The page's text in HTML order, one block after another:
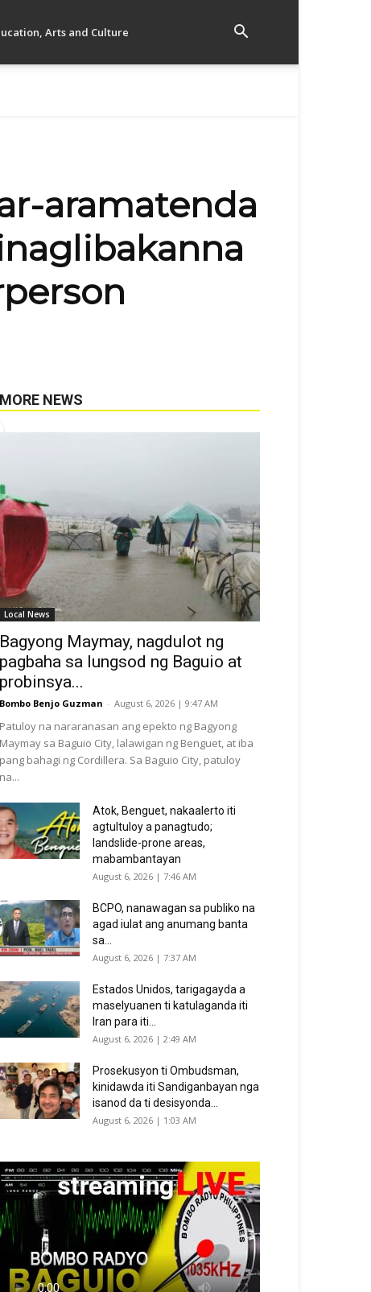
Arts and Culture
aramatenda
MORE NEWS
Local News
Bagyong Maymay, nagdulot ng
pagbaha sa lungsod ng Baguio at
probinsya...
Bombo Benjo Guzman - August 6, 2026 | 9:47 AM
Patuloy na nararanasan ang epekto ng Bagyong
Maymay sa Baguio City, lalawigan ng Benguet, at iba
pang bahagi ng Cordillera. Sa Baguio City, patuloy
na...
Atok, Benguet, nakaalerto iti
agtultuloy a panagtudo;
landslide-prone areas,
mabambantayan
August 6, 2026 | 7:46 AM
BCPO, nanawagan sa publiko na
agad iulat ang anumang banta
sa...
August 6, 2026 | 7:37 AM
Estados Unidos, tarigagayda a
maselyuanen ti katulaganda iti
Iran para iti...
August 6, 2026 | 2:49 AM
Prosekusyon ti Ombudsman,
kinidawda iti Sandiganbayan nga
isanod da ti desisyonda...
August 6, 2026 | 1:03 AM